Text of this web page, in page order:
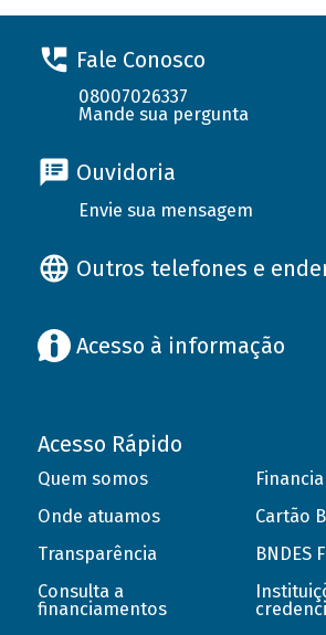
Fale Conosco
08007026337
Mande sua pergunta
Ouvidoria
Envie sua mensagem
Outros telefones e
Acesso à informação
Acesso Rápido
Quem somos
Onde atuamos
Transparência
Consulta a
financiamentos
Cartão
BNDES